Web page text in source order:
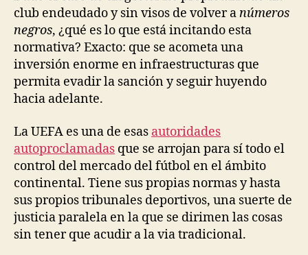
club endeudado y sin visos de volver anúmeros
negros, ¿qué es lo que está incitando esta
normativa? Exacto: que se acometa una
inversión enorme en infraestructuras que
permita evadir la sanción y seguir huyendo
hacia adelante.
La UEFA es una de esas autoridades
autoproclamadas que se arrojan para sí todo el
control del mercado del fútbol en el ámbito
continental. Tiene sus propias normas y hasta
sus propios tribunales deportivos, una suerte de
justicia paralela en la que se dirimen las cosas
sin tener que acudir a la via tradicional.